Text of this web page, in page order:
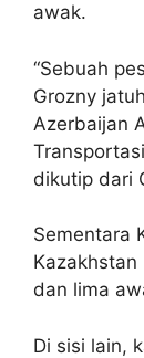
awak.
“Sebuah
Grozny
Azerbaijan
dikutip dari
Sementara
dan lima
Di sisi lain,